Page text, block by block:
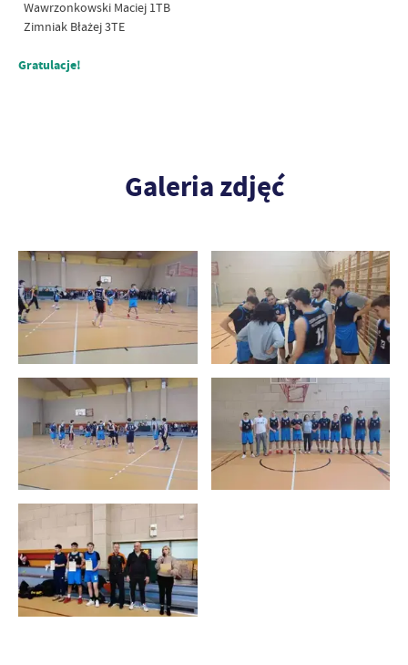
Wawrzonkowski Maciej 1TB
Zimniak Błażej 3TE
Gratulacje!
Galeria zdjęć